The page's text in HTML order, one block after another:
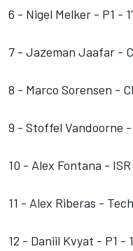
6 - Nigel Melker - P1 -
7 - Jazeman Jaafar -
8 - Marco Sorensen -
9 - Stoffel Vandoorne -
10 - Alex Fontana -
11 - Alex Riberas -
12 - Daniil Kvyat - P1 -